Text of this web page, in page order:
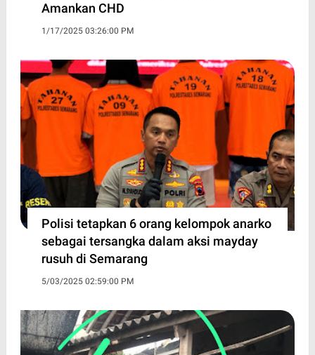
Amankan CHD
1/17/2025 03:26:00 PM
Polisi tetapkan 6 orang kelompok anarko
sebagai tersangka dalam aksi mayday
rusuh di Semarang
5/03/2025 02:59:00 PM